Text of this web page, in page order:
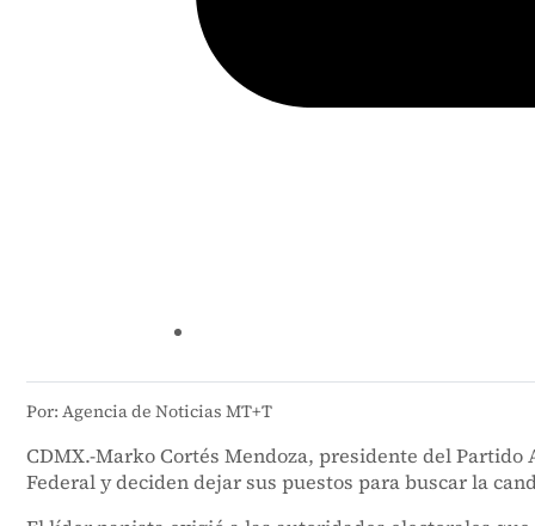
Por: Agencia de Noticias MT+T
CDMX.-Marko Cortés Mendoza, presidente del
Federal y deciden dejar sus puestos para buscar la